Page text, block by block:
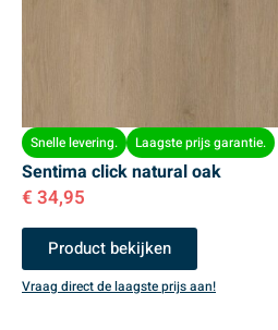
Snelle levering. Laagste prijs garantie.
Sentima click natural oak
€ 34,95
Product bekijken
Vraag direct de laagste prijs aan!